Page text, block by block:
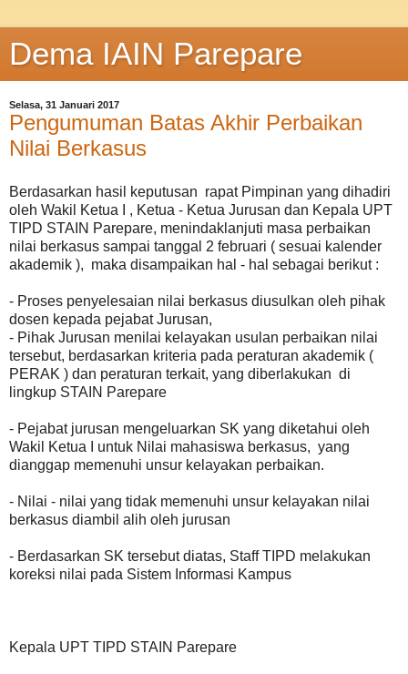
Dema IAIN Parepare
Selasa, 31 Januari 2017
Pengumuman Batas Akhir Perbaikan
Nilai Berkasus
Berdasarkan hasil keputusan rapat Pimpinan yang dihadiri
oleh Wakil Ketua I , Ketua - Ketua Jurusan dan Kepala UPT
TIPD STAIN Parepare, menindaklanjuti masa perbaikan
nilai berkasus sampai tanggal 2 februari ( sesuai kalender
akademik ), maka disampaikan hal - hal sebagai berikut :
- Proses penyelesaian nilai berkasus diusulkan oleh pihak
dosen kepada pejabat Jurusan,
- Pihak Jurusan menilai kelayakan usulan perbaikan nilai
tersebut, berdasarkan kriteria pada peraturan akademik (
PERAK ) dan peraturan terkait, yang diberlakukan di
lingkup STAIN Parepare
- Pejabat jurusan mengeluarkan SK yang diketahui oleh
Wakil Ketua I untuk Nilai mahasiswa berkasus, yang
dianggap memenuhi unsur kelayakan perbaikan.
- Nilai - nilai yang tidak memenuhi unsur kelayakan nilai
berkasus diambil alih oleh jurusan
- Berdasarkan SK tersebut diatas, Staff TIPD melakukan
koreksi nilai pada Sistem Informasi Kampus
Kepala UPT TIPD STAIN Parepare